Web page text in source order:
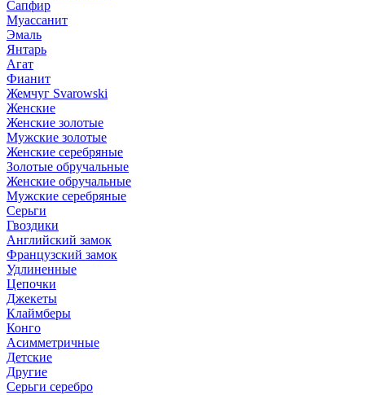
Сапфир
Муассанит
Эмаль
Янтарь
Агат
Фианит
Жемчуг Svarowski
Женские
Женские золотые
Мужские золотые
Женские серебряные
Золотые обручальные
Женские обручальные
Мужские серебряные
Серьги
Гвоздики
Английский замок
Французский замок
Удлиненные
Цепочки
Джекеты
Клаймберы
Конго
Асимметричные
Детские
Другие
Серьги серебро